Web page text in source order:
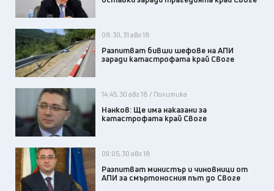
08:30, 31 авг 18
Разпитват бивши шефове на АПИ
заради катастрофата край Своге
14:45, 30 авг 18 / Политика
Нанков: Ще има наказани за
катастрофата край Своге
09:05, 30 авг 18
Разпитват министър и чиновници от
АПИ за смъртоносния път до Своге